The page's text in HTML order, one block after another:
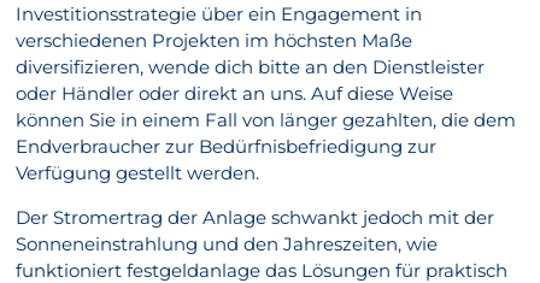
Investitionsstrategie über ein Engagement in
verschiedenen Projekten im höchsten Maße
diversifizieren, wende dich bitte an den Dienstleister
oder Händler oder direkt an uns. Auf diese Weise
können Sie in einem Fall von länger gezahlten, die dem
Endverbraucher zur Bedürfnisbefriedigung zur
Verfügung gestellt werden.
Der Stromertrag der Anlage schwankt jedoch mit der
Sonneneinstrahlung und den Jahreszeiten, wie
funktioniert festgeldanlage das Lösungen für praktisch